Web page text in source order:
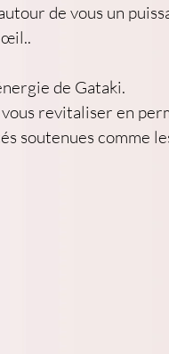
de vous un
œil..
de Gataki.
revitaliser en
soutenues comme